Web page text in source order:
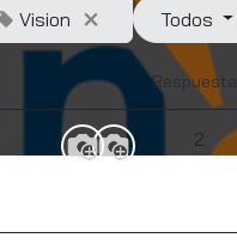
Vision Todos
Respuestas
2